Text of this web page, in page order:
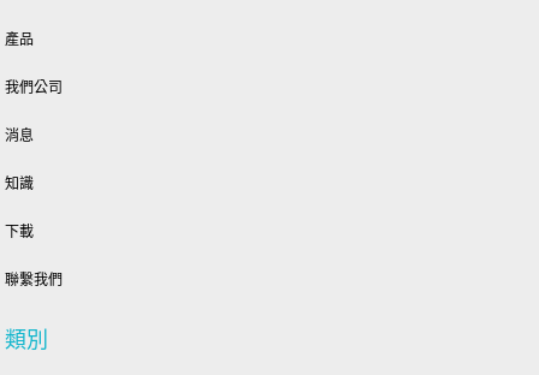
產品
我們公司
消息
知識
下載
聯繫我們
類別